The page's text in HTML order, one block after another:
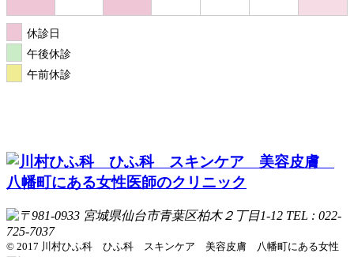
休診日
午後休診
午前休診
© 2017 川村ひふ科 ひふ科 スキンケア 美容皮膚 八幡町にある女性